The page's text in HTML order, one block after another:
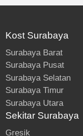
Kost Surabaya
Surabaya Barat
Surabaya Pusat
Surabaya Selatan
Surabaya Timur
Surabaya Utara
Sekitar Surabaya
Gresik